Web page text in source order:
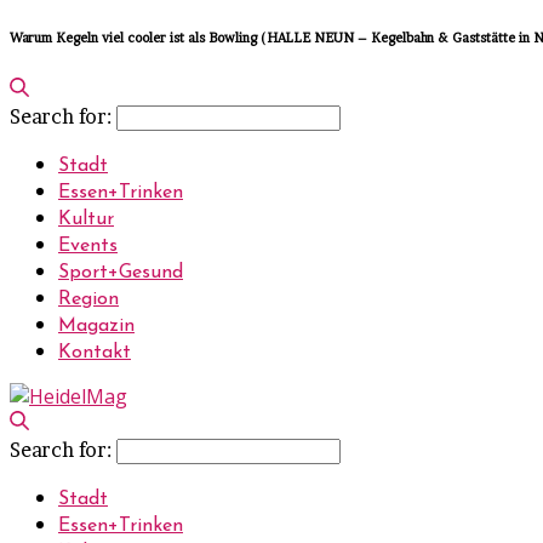
Warum Kegeln viel cooler ist als Bowling (HALLE NEUN – Kegelbahn & Gaststätte in
Search for:
Stadt
Essen+Trinken
Kultur
Events
Sport+Gesund
Region
Magazin
Kontakt
Search for:
Stadt
Essen+Trinken